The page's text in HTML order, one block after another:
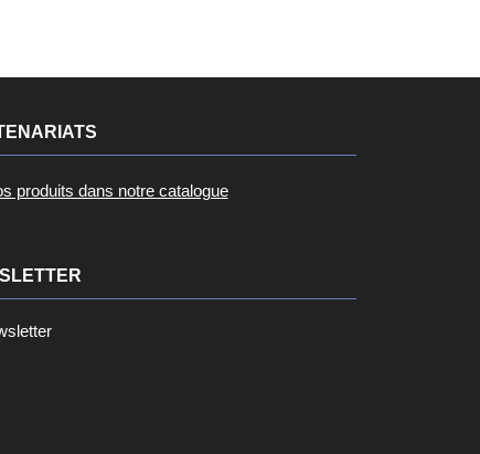
produits dans notre catalogue